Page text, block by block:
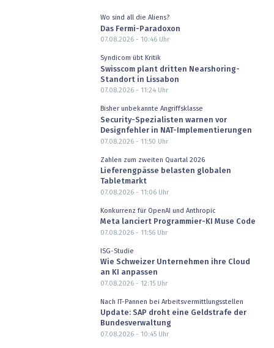
Wo sind all die Aliens?
Das Fermi-Paradoxon
07.08.2026 - 10:46Uhr
Syndicom übt Kritik
Swisscom plant dritten Nearshoring-
Standort in Lissabon
07.08.2026 - 11:24Uhr
Bisher unbekannte Angriffsklasse
Security-Spezialisten warnen vor
Designfehler in NAT-Implementierungen
07.08.2026 - 11:50 Uhr
Zahlen zum zweiten Quartal 2026
Lieferengpässe belasten globalen
Tabletmarkt
07.08.2026 - 11:06Uhr
Konkurrenz für OpenAI und Anthropic
Meta lanciert Programmier-KI Muse Code
07.08.2026 - 11:56Uhr
ISG-Studie
Wie Schweizer Unternehmen ihre Cloud
an KI anpassen
07.08.2026 - 12:15Uhr
Nach IT-Pannen bei Arbeitsvermittlungsstellen
Update: SAP droht eine Geldstrafe der
Bundesverwaltung
07.08.2026 - 10:45Uhr